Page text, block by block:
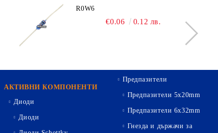
R0W6
€0.06 0.12 лв.
АКТИВНИ КОМПОНЕНТИ
Диоди
Диоди
Предпазители
Предпазители 5х20mm
Предпазители 6х32mm
Гнезда и държачи за